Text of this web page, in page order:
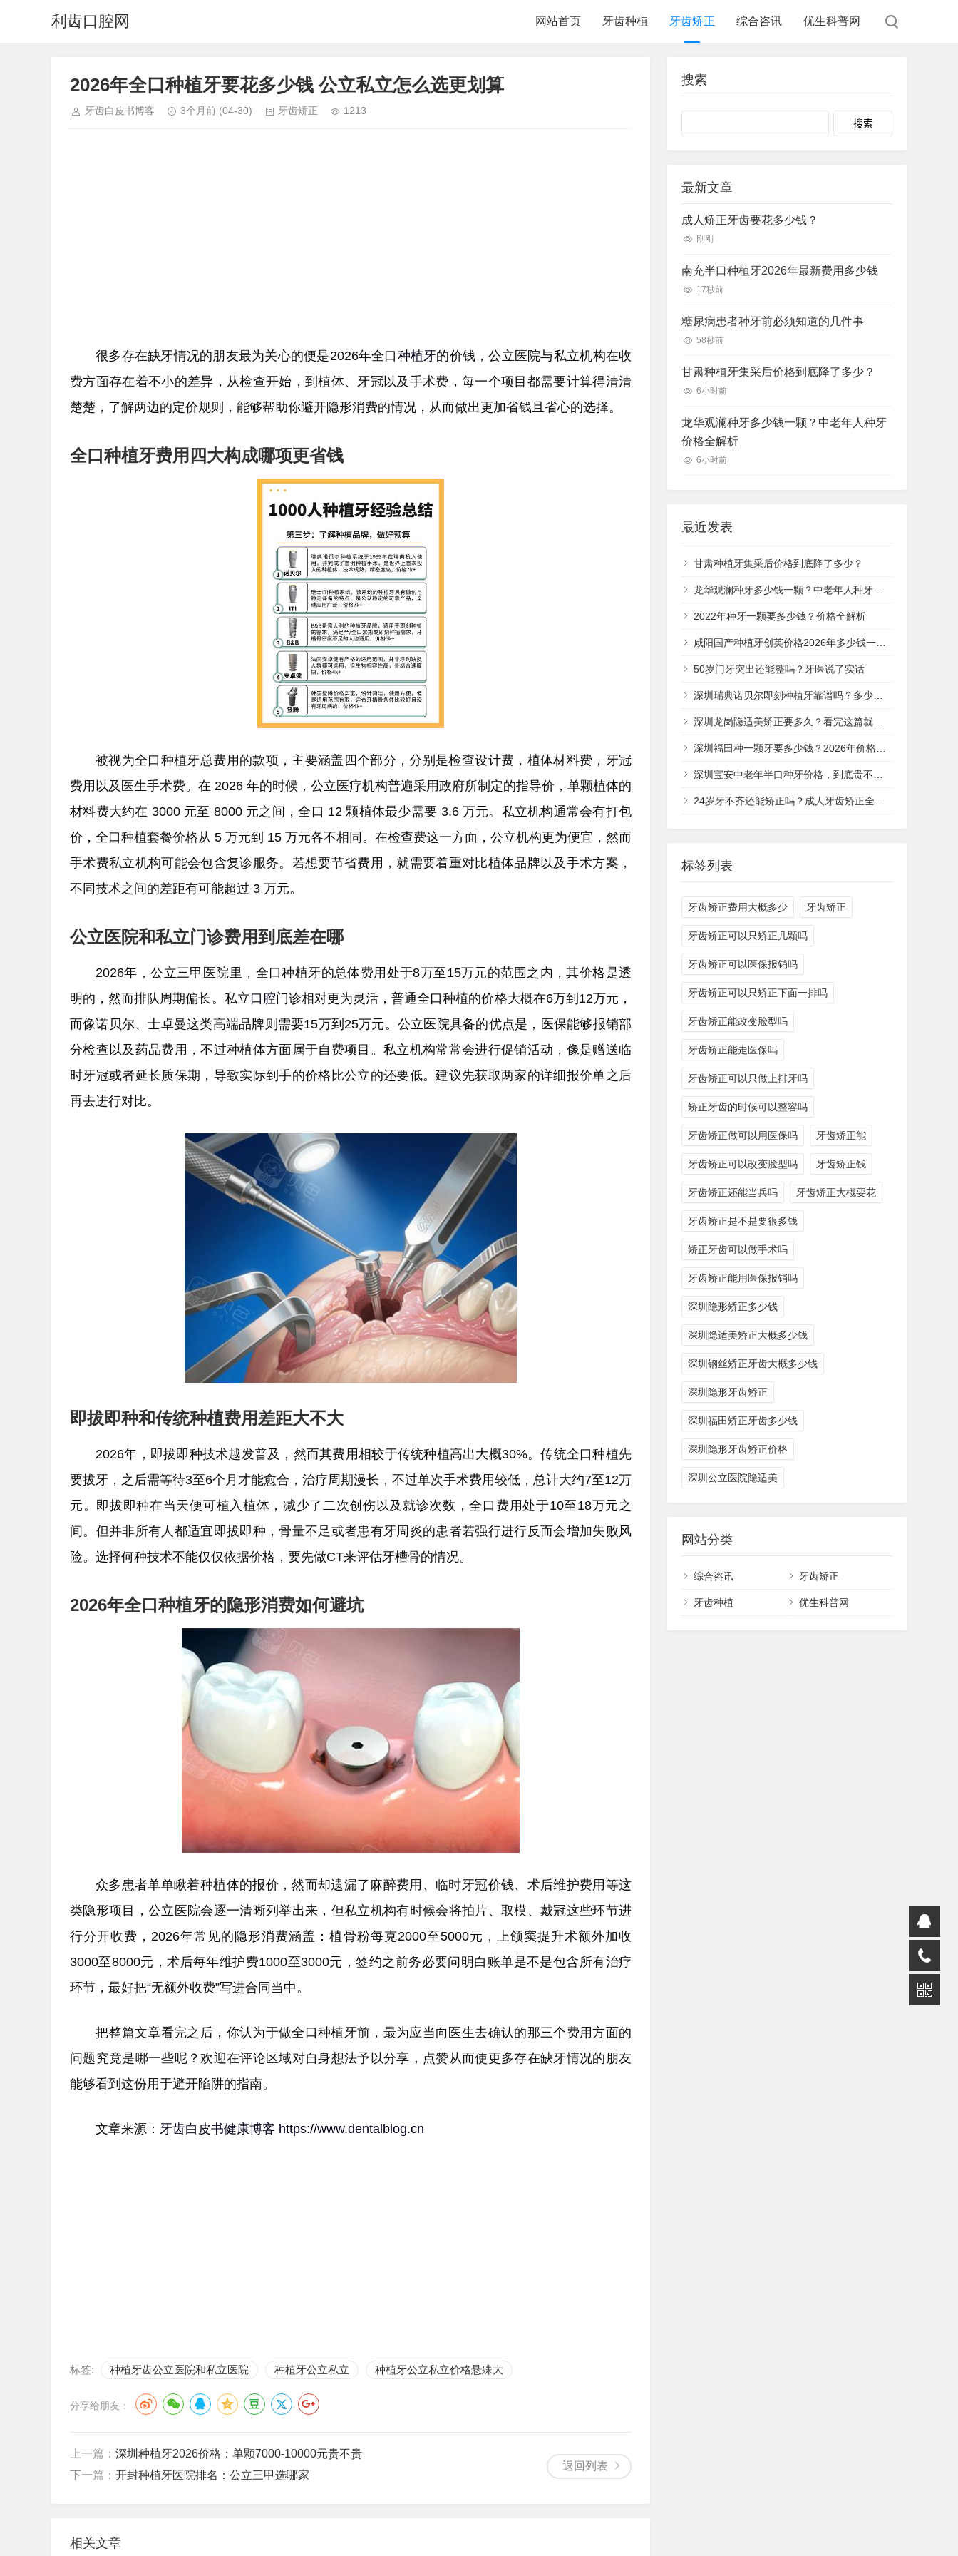
利齿口腔网 网站首页 牙齿种植 牙齿矫正 综合咨讯 优生科普网
2026年全口种植牙要花多少钱 公立私立怎么选更划算
牙齿白皮书博客 3个月前 (04-30) 牙齿矫正 1213
很多存在缺牙情况的朋友最为关心的便是2026年全口 种植牙的价钱，公立医院与私立机构在收
费方面存在着不小的差异，从检查开始，到植体、牙冠以及手术费，每一个项目都需要计算得清清
楚楚，了解两边的定价规则，能够帮助你避开隐形消费的情况，从而做出更加省钱且省心的选择。
全口种植牙费用四大构成哪项更省钱
被视为全口种植牙总费用的款项，主要涵盖四个部分，分别是检查设计费，植体材料费，牙冠
费用以及医生手术费。在 2026 年的时候，公立医疗机构普遍采用政府所制定的指导价，单颗植体的
材料费大约在 3000 元至 8000 元之间，全口 12 颗植体最少需要 3.6 万元。私立机构通常会有打包
价，全口种植套餐价格从 5 万元到 15 万元各不相同。在检查费这一方面，公立机构更为便宜，然而
手术费私立机构可能会包含复诊服务。若想要节省费用，就需要着重对比植体品牌以及手术方案，
不同技术之间的差距有可能超过 3 万元。
公立医院和私立门诊费用到底差在哪
2026年，公立三甲医院里，全口种植牙的总体费用处于8万至15万元的范围之内，其价格是透
明的，然而排队周期偏长。私立口腔门诊相对更为灵活，普通全口种植的价格大概在6万到12万元，
而像诺贝尔、士卓曼这类高端品牌则需要15万到25万元。公立医院具备的优点是，医保能够报销部
分检查以及药品费用，不过种植体方面属于自费项目。私立机构常常会进行促销活动，像是赠送临
时牙冠或者延长质保期，导致实际到手的价格比公立的还要低。建议先获取两家的详细报价单之后
再去进行对比。
即拔即种和传统种植费用差距大不大
2026年，即拔即种技术越发普及，然而其费用相较于传统种植高出大概30%。传统全口种植先
要拔牙，之后需等待3至6个月才能愈合，治疗周期漫长，不过单次手术费用较低，总计大约7至12万
元。即拔即种在当天便可植入植体，减少了二次创伤以及就诊次数，全口费用处于10至18万元之
间。但并非所有人都适宜即拔即种，骨量不足或者患有牙周炎的患者若强行进行反而会增加失败风
险。选择何种技术不能仅仅依据价格，要先做CT来评估牙槽骨的情况。
2026年全口种植牙的隐形消费如何避坑
众多患者单单瞅着种植体的报价，然而却遗漏了麻醉费用、临时牙冠价钱、术后维护费用等这
类隐形项目，公立医院会逐一清晰列举出来，但私立机构有时候会将拍片、取模、戴冠这些环节进
行分开收费，2026年常见的隐形消费涵盖：植骨粉每克2000至5000元，上颌窦提升术额外加收
3000至8000元，术后每年维护费1000至3000元，签约之前务必要问明白账单是不是包含所有治疗
环节，最好把“无额外收费”写进合同当中。
把整篇文章看完之后，你认为于做全口种植牙前，最为应当向医生去确认的那三个费用方面的
问题究竟是哪一些呢？欢迎在评论区域对自身想法予以分享，点赞从而使更多存在缺牙情况的朋友
能够看到这份用于避开陷阱的指南。
文章来源： 牙齿白皮书健康博客 https://www.dentalblog.cn
标签: 种植牙齿公立医院和私立医院 种植牙公立私立 种植牙公立私立价格悬殊大
分享给朋友：
返回列表
上一篇： 深圳种植牙2026价格：单颗7000-10000元贵不贵
下一篇： 开封种植牙医院排名：公立三甲选哪家
相关文章
搜索
Search
最新文章
成人矫正牙齿要花多少钱？
刚刚
南充半口种植牙2026年最新费用多少钱
17秒前
糖尿病患者种牙前必须知道的几件事
58秒前
甘肃种植牙集采后价格到底降了多少？
6小时前
龙华观澜种牙多少钱一颗？中老年人种牙
价格全解析
6小时前
最近发表
甘肃种植牙集采后价格到底降了多少？
龙华观澜种牙多少钱一颗？中老年人种牙价格全解析
2022年种牙一颗要多少钱？价格全解析
咸阳国产种植牙创英价格2026年多少钱一颗？
50岁门牙突出还能整吗？牙医说了实话
深圳瑞典诺贝尔即刻种植牙靠谱吗？多少钱一次？
深圳龙岗隐适美矫正要多久？看完这篇就清楚了
深圳福田种一颗牙要多少钱？2026年价格全解析
深圳宝安中老年半口种牙价格，到底贵不贵？
24岁牙不齐还能矫正吗？成人牙齿矫正全攻略
标签列表
牙齿矫正费用大概多少 牙齿矫正
牙齿矫正可以只矫正几颗吗
牙齿矫正可以医保报销吗
牙齿矫正可以只矫正下面一排吗
牙齿矫正能改变脸型吗
牙齿矫正能走医保吗
牙齿矫正可以只做上排牙吗
矫正牙齿的时候可以整容吗
牙齿矫正做可以用医保吗 牙齿矫正能
牙齿矫正可以改变脸型吗 牙齿矫正钱
牙齿矫正还能当兵吗 牙齿矫正大概要花
牙齿矫正是不是要很多钱
矫正牙齿可以做手术吗
牙齿矫正能用医保报销吗
深圳隐形矫正多少钱
深圳隐适美矫正大概多少钱
深圳钢丝矫正牙齿大概多少钱
深圳隐形牙齿矫正
深圳福田矫正牙齿多少钱
深圳隐形牙齿矫正价格
深圳公立医院隐适美
网站分类
综合咨讯 牙齿矫正
牙齿种植 优生科普网